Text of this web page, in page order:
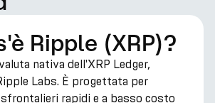
Ripple (XRP)?
nativa dell'XRP Ledger,
Labs. È progettata per
rapidi e a basso costo